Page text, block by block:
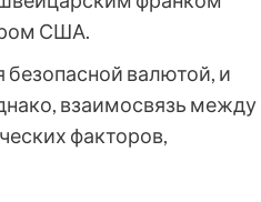
США.
безопасной валютой, и
взаимосвязь между
факторов,